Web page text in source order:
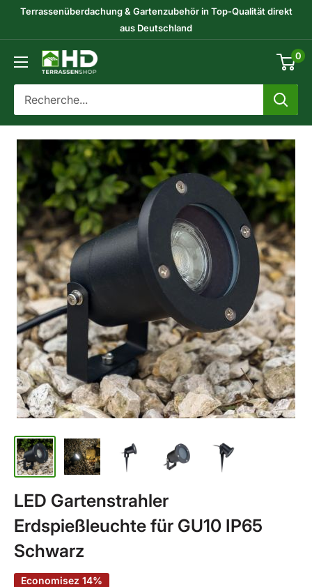
PasserTerrassenüberdachung & Gartenzubehör in Top-Qualität direkt
aus Deutschland
HD-
Terrassenshop
GmbH
0
LED Gartenstrahler
Erdspießleuchte für GU10 IP65
Schwarz
Economisez 14%